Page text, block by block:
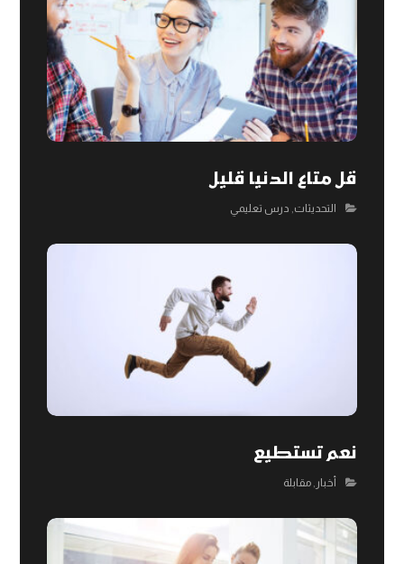
قل متاع الدنيا قليل
التحديثات درس تعليمي
نعم تستطيع
أخبار ,مقابلة